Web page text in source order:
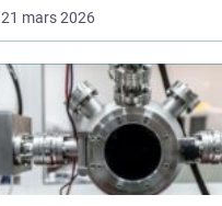
21 mars 2026